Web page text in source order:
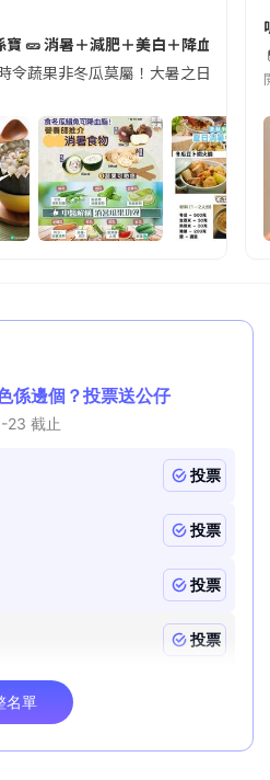
示」🚨
意隨身行李中的行動電源。一名
🥒 消暑＋減肥＋美白＋降血脂
令蔬果非冬瓜莫屬！大暑之日，點